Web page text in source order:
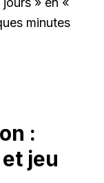
minutes
:
jeu